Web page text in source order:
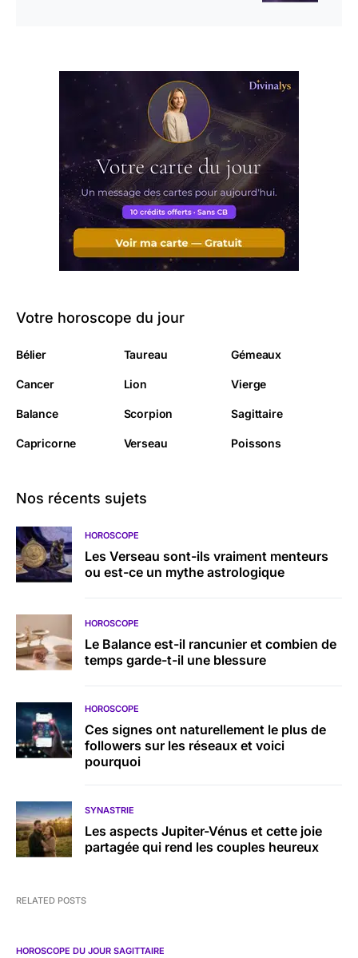
Votre horoscope du jour
Bélier Taureau Gémeaux
Cancer Lion Vierge
Balance Scorpion Sagittaire
Capricorne Verseau Poissons
Nos récents sujets
HOROSCOPE
Les Verseau sont-ils vraiment menteurs
ou est-ce un mythe astrologique
HOROSCOPE
Le Balance est-il rancunier et combien de
temps garde-t-il une blessure
HOROSCOPE
Ces signes ont naturellement le plus de
followers sur les réseaux et voici
pourquoi
SYNASTRIE
Les aspects Jupiter-Vénus et cette joie
partagée qui rend les couples heureux
RELATED POSTS
HOROSCOPE DU JOUR SAGITTAIRE